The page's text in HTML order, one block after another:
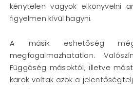
kénytelen vagyok elkönyvelni
figyelmen kívül hagyni.
A másik eshetőség
megfogalmazhatatlan.
Függőség másoktól, illetve
karok voltak azok a